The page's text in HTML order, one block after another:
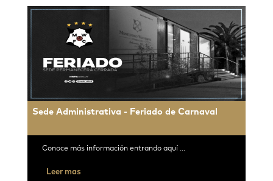
Sede Administrativa - Feriado de Carnaval
Conoce más información entrando aquí ...
Leer mas